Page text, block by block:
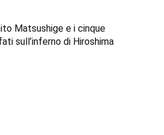
Matsushige e i cinque
sull’inferno di Hiroshima